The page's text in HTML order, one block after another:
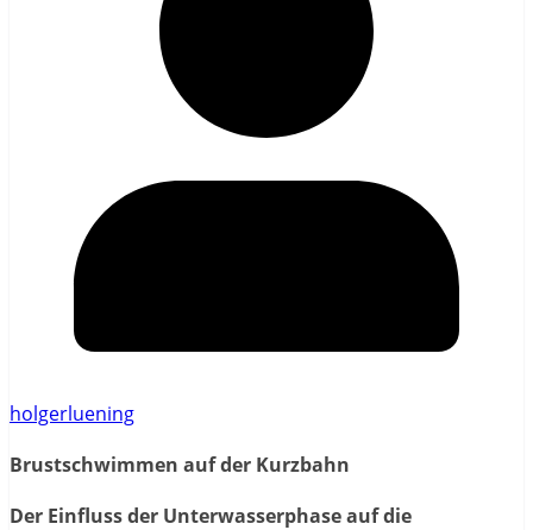
holgerluening
Brustschwimmen auf der Kurzbahn
Der Einfluss der Unterwasserphase auf die